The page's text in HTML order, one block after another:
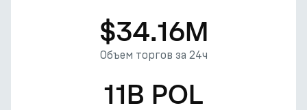
$34.16M
Объем торгов за 24ч
11B POL